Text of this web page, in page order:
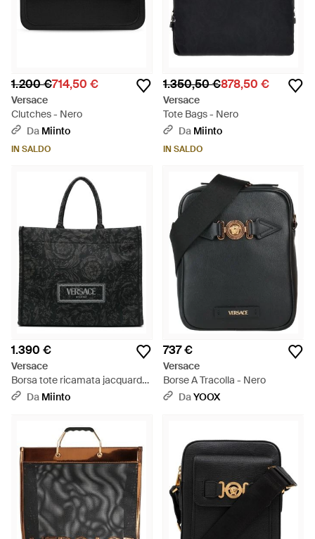
1.200 €714,50 €
Versace
Clutches - Nero
Da Miinto
IN SALDO
1.350,50 €878,50 €
Versace
Tote Bags - Nero
Da Miinto
IN SALDO
1.390 €
Versace
Borsa tote ricamata jacquard
barocco - Nero
Da Miinto
737 €
Versace
Borse A Tracolla - Nero
DaYOOX